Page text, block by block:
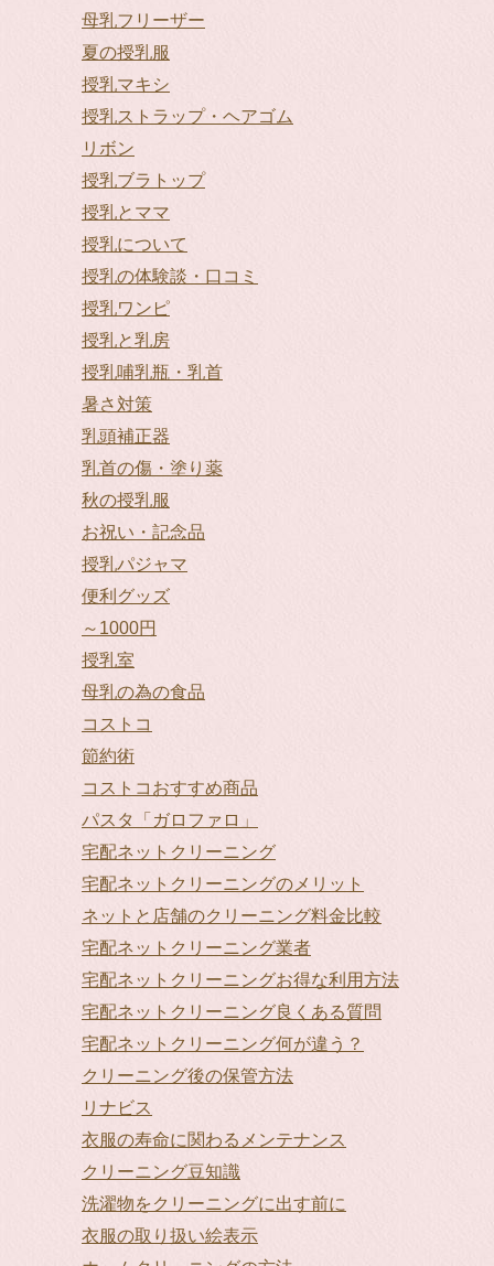
母乳フリーザー
夏の授乳服
授乳マキシ
授乳ストラップ・ヘアゴム
リボン
授乳ブラトップ
授乳とママ
授乳について
授乳の体験談・口コミ
授乳ワンピ
授乳と乳房
授乳哺乳瓶・乳首
暑さ対策
乳頭補正器
乳首の傷・塗り薬
秋の授乳服
お祝い・記念品
授乳パジャマ
便利グッズ
～1000円
授乳室
母乳の為の食品
コストコ
節約術
コストコおすすめ商品
パスタ「ガロファロ」
宅配ネットクリーニング
宅配ネットクリーニングのメリット
ネットと店舗のクリーニング料金比較
宅配ネットクリーニング業者
宅配ネットクリーニングお得な利用方法
宅配ネットクリーニング良くある質問
宅配ネットクリーニング何が違う？
クリーニング後の保管方法
リナビス
衣服の寿命に関わるメンテナンス
クリーニング豆知識
洗濯物をクリーニングに出す前に
衣服の取り扱い絵表示